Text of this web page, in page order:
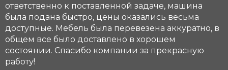
ответственно к поставленной задаче, машина
была подана быстро, цены оказались весьма
доступные. Мебель была перевезена аккуратно, в
общем все было доставлено в хорошем
состоянии. Спасибо компании за прекрасную
работу!